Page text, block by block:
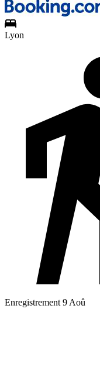
Lyon
Enregistrement 9 Aoû